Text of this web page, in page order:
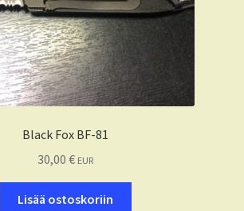
Black Fox BF-81
30,00 € EUR
Lisää ostoskoriin